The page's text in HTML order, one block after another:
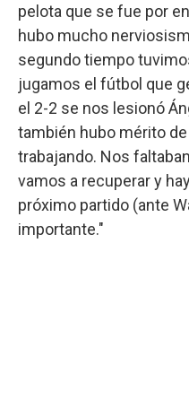
pelota que se fue por
hubo mucho
segundo tiempo
jugamos el fútbol que
el 2-2 se nos lesionó
también hubo mérito
trabajando. Nos
vamos a recuperar y
próximo partido (ante
importante."